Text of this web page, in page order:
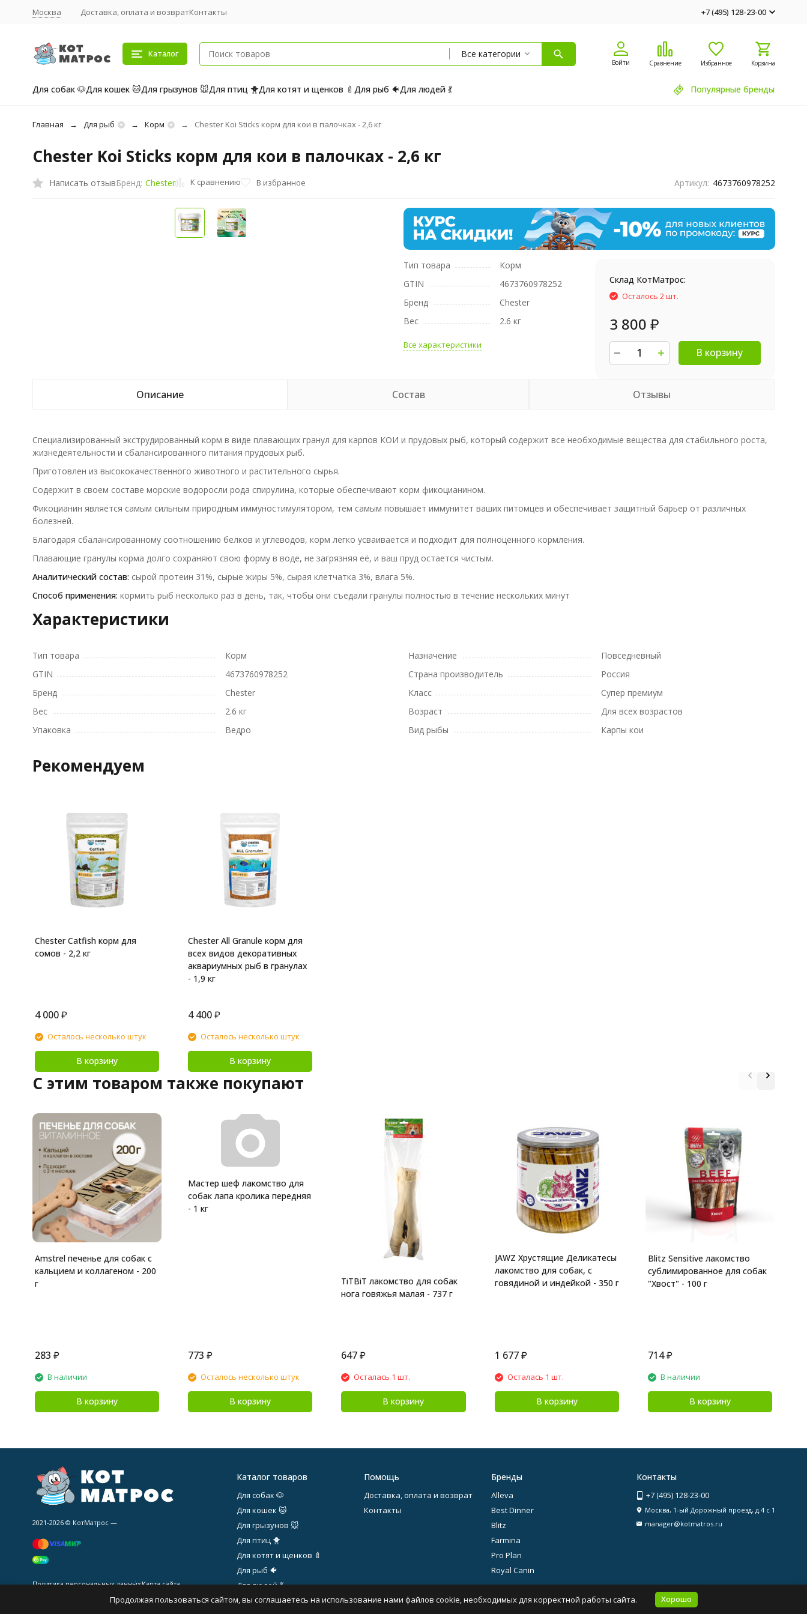
Москва Доставка, оплата и возвратКонтакты +7 (495) 128-23-00
Каталог Все категории
Войти Сравнение Избранное Корзина
Для собак 🐶Для кошек 🐱Для грызунов 🐭Для птиц 🐥Для котят и щенков 🍼 Для рыб 🐠Для людей 💃 Популярные бренды
Главная Для рыб Корм Chester Koi Sticks корм для кои в палочках - 2,6 кг
Chester Koi Sticks корм для кои в палочках - 2,6 кг
Написать отзывБренд: Chester К сравнению В избранное Артикул: 4673760978252
Тип товара
Корм
GTIN
4673760978252
Бренд
Chester
Вес
2.6 кг
Все характеристики
Склад КотМатрос:
Осталось 2 шт.
3 800 ₽
В корзину
Описание Состав Отзывы
Специализированный экструдированный корм в виде плавающих гранул для карпов КОИ и прудовых рыб, который содержит все необходимые вещества для стабильного роста,
жизнедеятельности и сбалансированного питания прудовых рыб.
Приготовлен из высококачественного животного и растительного сырья.
Содержит в своем составе морские водоросли рода спирулина, которые обеспечивают корм фикоцианином.
Фикоцианин является самым сильным природным иммуностимулятором, тем самым повышает иммунитет ваших питомцев и обеспечивает защитный барьер от различных
болезней.
Благодаря сбалансированному соотношению белков и углеводов, корм легко усваивается и подходит для полноценного кормления.
Плавающие гранулы корма долго сохраняют свою форму в воде, не загрязняя её, и ваш пруд остается чистым.
Аналитический состав: сырой протеин 31%, сырые жиры 5%, сырая клетчатка 3%, влага 5%.
Способ применения: кормить рыб несколько раз в день, так, чтобы они съедали гранулы полностью в течение нескольких минут
Характеристики
Тип товара
Корм
GTIN
4673760978252
Бренд
Chester
Вес
2.6 кг
Упаковка
Ведро
Назначение
Повседневный
Страна производитель
Россия
Класс
Супер премиум
Возраст
Для всех возрастов
Вид рыбы
Карпы кои
Рекомендуем
Chester Catfish корм для
сомов - 2,2 кг
4 000 ₽
Осталось несколько штук
В корзину
Chester All Granule корм для
всех видов декоративных
аквариумных рыб в гранулах
- 1,9 кг
4 400₽
Осталось несколько штук
В корзину
C этим товаром также покупают
Amstrel печенье для собак с
кальцием и коллагеном - 200
г
283 ₽
В наличии
В корзину
Мастер шеф лакомство для
собак лапа кролика передняя
- 1 кг
773 ₽
Осталось несколько штук
В корзину
TiTBiT лакомство для собак
нога говяжья малая - 737 г
647₽
Осталась 1 шт.
В корзину
JAWZ Хрустящие Деликатесы
лакомство для собак, с
говядиной и индейкой - 350 г
1 677₽
Осталась 1 шт.
В корзину
Blitz Sensitive лакомство
сублимированное для собак
"Хвост" - 100 г
714₽
В наличии
В корзину
2021-2026 © КотМатрос —
Политика персональных данныхКарта сайта
Каталог товаров
Для собак 🐶
Для кошек 🐱
Для грызунов 🐭
Для птиц 🐥
Для котят и щенков 🍼
Для рыб 🐠
Для людей 💃
Помощь
Доставка, оплата и возврат
Контакты
Бренды
Alleva
Best Dinner
Blitz
Farmina
Pro Plan
Royal Canin
Контакты
+7 (495) 128-23-00
Москва, 1-ый Дорожный проезд, д.4 с 1
manager@kotmatros.ru
Продолжая пользоваться сайтом, вы соглашаетесь на использование нами файлов cookie, необходимых для корректной работы сайта. Хорошо